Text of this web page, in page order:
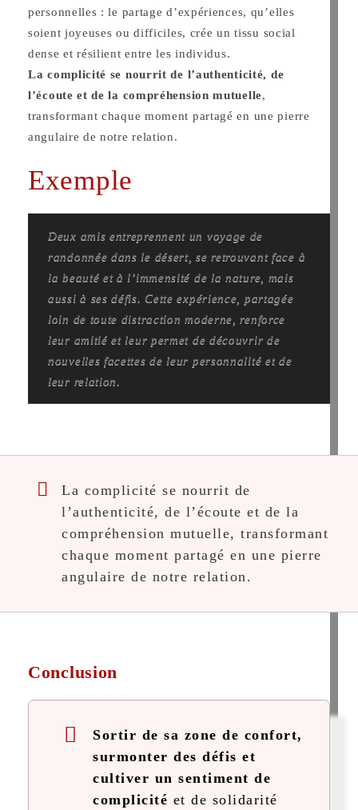
personnelles : le partage d’expériences, qu’elles
soient joyeuses ou difficiles, crée un tissu social
dense et résilient entre les individus.
La complicité se nourrit de l’authenticité, de
l’écoute et de la compréhension mutuelle,
transformant chaque moment partagé en une pierre
angulaire de notre relation.
Exemple
Deux amis entreprennent un voyage de
randonnée dans le désert, se retrouvant face à
la beauté et à l’immensité de la nature, mais
aussi à ses défis. Cette expérience, partagée
loin de toute distraction moderne, renforce
leur amitié et leur permet de découvrir de
nouvelles facettes de leur personnalité et de
leur relation.
La complicité se nourrit de
l’authenticité, de l’écoute et de la
compréhension mutuelle, transformant
chaque moment partagé en une pierre
angulaire de notre relation.
Conclusion
Sortir de sa zone de confort,
surmonter des défis et
cultiver un sentiment de
complicité et de solidarité